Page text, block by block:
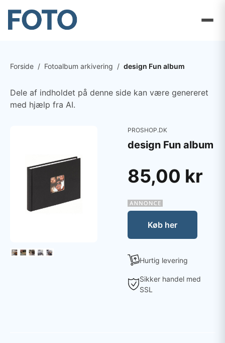
Forside / Fotoalbum arkivering / design Fun album
Dele af indholdet på denne side kan være genereret
med hjælp fra AI.
PROSHOP.DK
design Fun album
85,00 kr
Køb her
Hurtig levering
Sikker handel med
SSL